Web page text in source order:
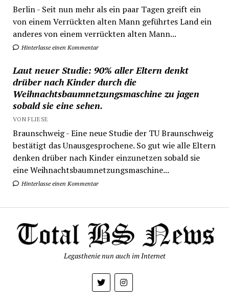
Berlin - Seit nun mehr als ein paar Tagen greift ein
von einem Verrückten alten Mann geführtes Land ein
anderes von einem verrückten alten Mann...
Hinterlasse einen Kommentar
Laut neuer Studie: 90% aller Eltern denkt
drüber nach Kinder durch die
Weihnachtsbaumnetzungsmaschine zu jagen
sobald sie eine sehen.
VON FLIESE
Braunschweig - Eine neue Studie der TU Braunschweig
bestätigt das Unausgesprochene. So gut wie alle Eltern
denken drüber nach Kinder einzunetzen sobald sie
eine Weihnachtsbaumnetzungsmaschine...
Hinterlasse einen Kommentar
Legasthenie nun auch im Internet